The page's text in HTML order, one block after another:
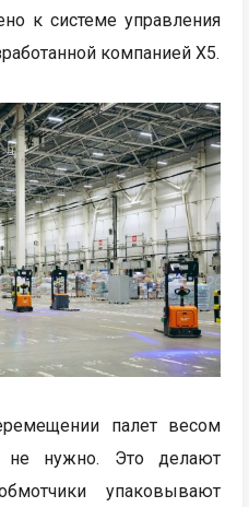
к системе управления
компанией Х5.
палет весом
не нужно. Это делают
упаковывают